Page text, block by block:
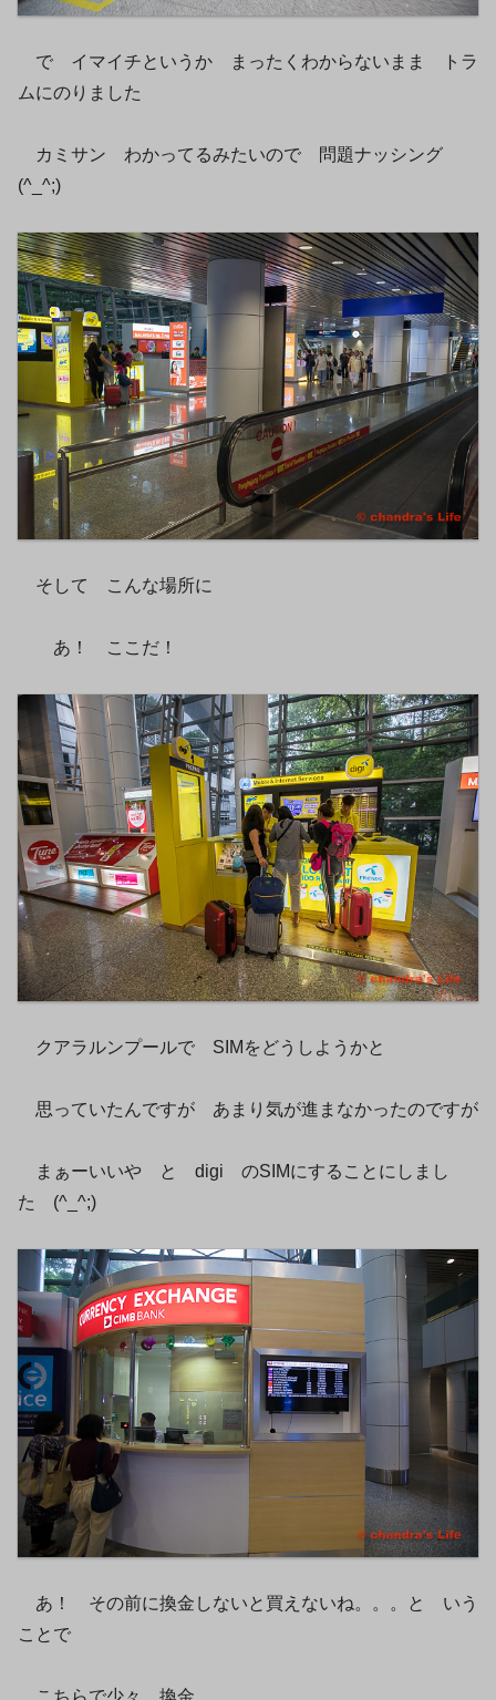
で イマイチというか まったくわからないまま トラ
ムにのりました
カミサン わかってるみたいので 問題ナッシング
(^_^;)
そして こんな場所に
あ！ ここだ！
クアラルンプールで SIMをどうしようかと
思っていたんですが あまり気が進まなかったのですが
まぁーいいや と digi のSIMにすることにしまし
た (^_^;)
あ！ その前に換金しないと買えないね。。。と いう
ことで
こちらで少々 換金